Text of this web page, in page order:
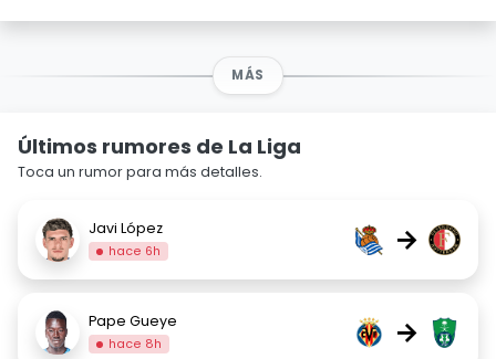
MÁS
Últimos rumores de La Liga
Toca un rumor para más detalles.
Javi López
hace 6h →
Pape Gueye
hace 8h →